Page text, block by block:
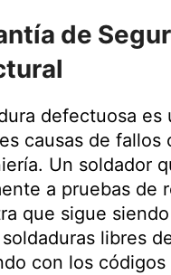
de
defectuosa es
causas de fallos
Un soldador
a pruebas de
que sigue
libres
con los códigos